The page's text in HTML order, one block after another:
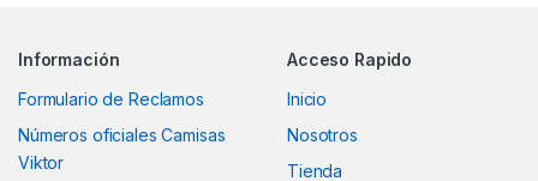
Información
Formulario de Reclamos
Números oficiales Camisas
Viktor
Acceso Rapido
Inicio
Nosotros
Tienda